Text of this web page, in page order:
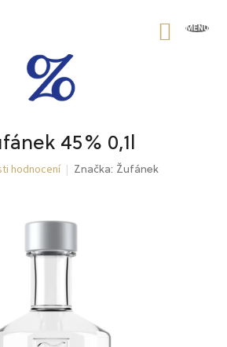
45% 0,1l
hodnocení Značka: Žufánek